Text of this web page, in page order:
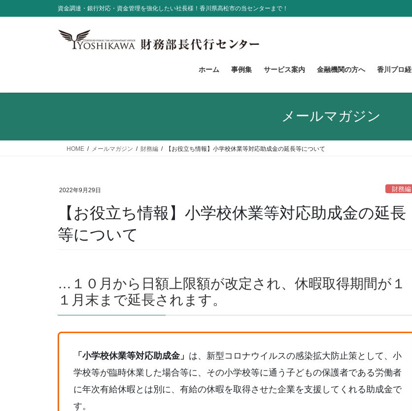
ン
ビ
資金調達・銀行対応・資金管理を強化したい社長様！香川県高松市の当センターまで！
ホーム 事例集 サービス案内 金融機関の方へ 香川プロ
メールマガジン
HOME メールマガジン 財務編 【お役立ち情報】小学校休業等対応助成金の延長等について
2022年9月29日 財務編
【お役立ち情報】小学校休業等対応助成金の延長
等について
…１０月から日額上限額が改定され、休暇取得期間が１
１月末まで延長されます。
「小学校休業等対応助成金」 は、新型コロナウイルスの感染拡大防止策として、小
学校等が臨時休業した場合等に、その小学校等に通う子どもの保護者である労働者
に年次有給休暇とは別に、有給の休暇を取得させた企業を支援してくれる助成金で
す。